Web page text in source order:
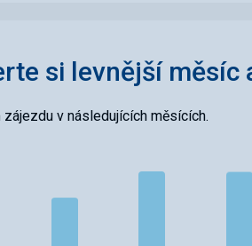
si levnější měsíc
v následujících měsících.